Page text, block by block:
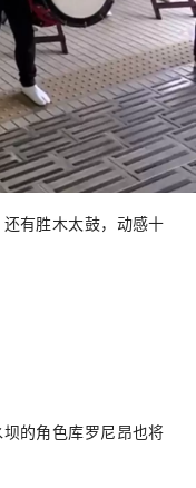
有胜木太鼓，动感十
的角色库罗尼昂也将